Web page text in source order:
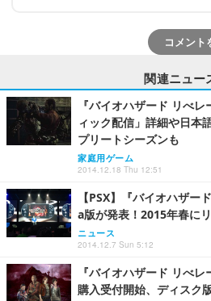
コメント
関連ニュー
『バイオハザード リべ
ィック配信」詳細や日本
プリートシーズンも
家庭用ゲーム
2014.12.18 Thu 12:51
【PSX】『バイオハザ
a版が発表！2015年春に
ニュース
2014.12.7 Sun 5:12
『バイオハザード リべ
購入受付開始、ディスク